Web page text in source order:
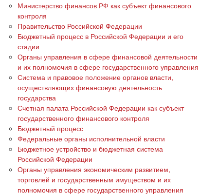
Министерство финансов РФ как субъект финансового
контроля
Правительство Российской Федерации
Бюджетный процесс в Российской Федерации и его
стадии
Органы управления в сфере финансовой деятельности
и их полномочия в сфере государственного управления
Система и правовое положение органов власти,
осуществляющих финансовую деятельность
государства
Счетная палата Российской Федерации как субъект
государственного финансового контроля
Бюджетный процесс
Федеральные органы исполнительной власти
Бюджетное устройство и бюджетная система
Российской Федерации
Органы управления экономическим развитием,
торговлей и государственным имуществом и их
полномочия в сфере государственного управления